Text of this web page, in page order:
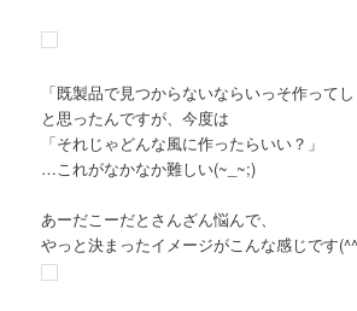
「既製品で見つからないならいっそ作ってし
と思ったんですが、今度は
「それじゃどんな風に作ったらいい？」
…これがなかなか難しい(~_~;)
あーだこーだとさんざん悩んで、
やっと決まったイメージがこんな感じです(^^